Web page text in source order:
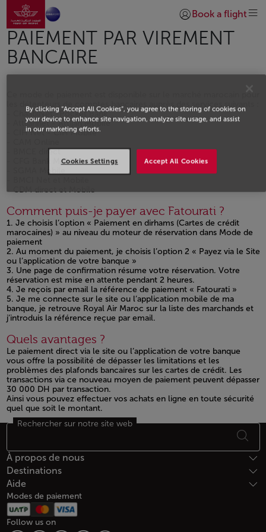
Saut au contenu principal
Aller à la page accueil
Se connecter |
Book a flight
PAIEMENT PAR VIREMENT
BANCAIRE
Ce mode de paiement est disponible sur le marché marocain pour
les détenteurs de comptes bancaires auprès des services suivants :
- ChaabiNet -Pocket Bank
- Attijarinet - Attijari Mobile
- CIH Net - CIH Mobile
- BMCE direct
- CFG Bank Mobile
- SGMA Mobile
- CDM direct et Mobile
Comment puis-je payer avec Fatourati ?
1. Je choisis l’option « Paiement en dirhams (Cartes de crédit
marocaines) » au niveau du moteur de réservation dans Mode de
paiement
2. Au moment du paiement, je choisis l’option 2 « Payez via le Site
ou l’application de votre banque »
3. Une page de confirmation résume votre réservation. Votre
réservation est mise en attente pendant 2 heures.
4. Je reçois par email la référence de paiement « Fatourati »
5. Je me connecte sur le site ou l’application mobile de ma
banque, je retrouve Royal Air Maroc sur la liste des marchands et
j’introduis la référence reçue par email.
Quels avantages ?
Le paiement direct via le site ou l’application de votre banque
vous offre la possibilité de dépasser les limitations et les
problèmes des plafonds bancaires sur les cartes de crédit. Les
transactions via ce nouveau moyen de paiement peuvent dépasser
30 000 DH par transaction.
Ainsi vous pouvez effectuer vos achats en ligne en toute sécurité
quel que soit le montant.
Bas de page Plan du site
Rechercher sur notre site web
À propos de nous
Destinations
Aide
Modes de paiement
Follow us on
By clicking “Accept All Cookies”, you agree to the storing of cookies on
your device to enhance site navigation, analyze site usage, and assist
in our marketing efforts.
Accept All Cookies
Cookies Settings